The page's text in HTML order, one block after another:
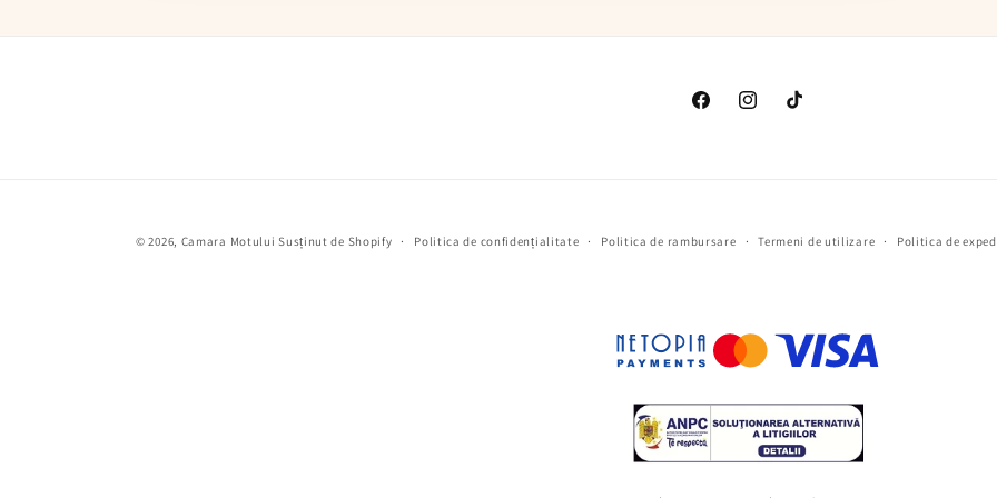
FacebookInstagramTikTok
© 2026, Camara Motului Susținut de Shopify Politica de confidențialitate Politica de rambursare Termeni de utilizare Politica de